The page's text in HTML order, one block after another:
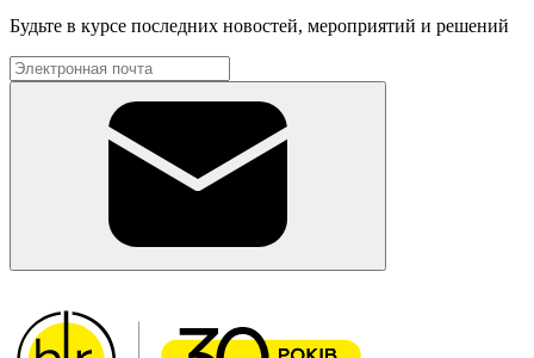
Будьте в курсе последних новостей, мероприятий и решений